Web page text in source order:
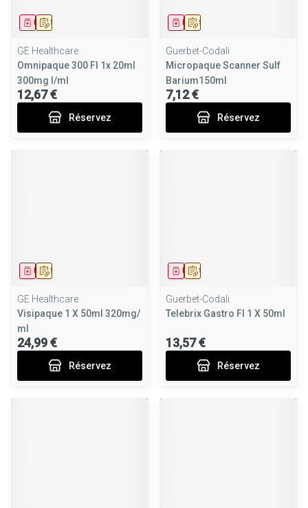
Sur prescription
Médicament
GE Healthcare
Omnipaque 300 Fl 1x 20ml
300mg I/ml
12,67 €
Réservez
Sur prescription
Médicament
Guerbet-Codali
Micropaque Scanner Sulf
Barium150ml
7,12 €
Réservez
Sur prescription
Médicament
GE Healthcare
Visipaque 1 X 50ml 320mg/
ml
24,99 €
Réservez
Sur prescription
Médicament
Guerbet-Codali
Telebrix Gastro Fl 1 X 50ml
13,57 €
Réservez